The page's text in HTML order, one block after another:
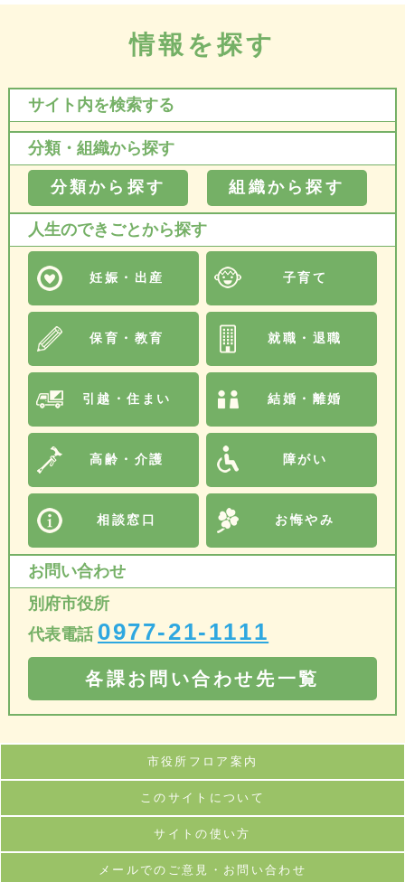
情報を探す
サイト内を検索する
分類・組織から探す
分類から探す 組織から探す
人生のできごとから探す
妊娠・出産 子育て
保育・教育 就職・退職
引越・住まい 結婚・離婚
高齢・介護 障がい
相談窓口 お悔やみ
お問い合わせ
別府市役所
代表電話 0977-21-1111
各課お問い合わせ先一覧
市役所フロア案内
このサイトについて
サイトの使い方
メールでのご意見・お問い合わせ